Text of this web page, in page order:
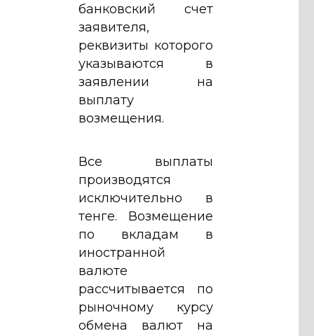
банковский счет
заявителя,
реквизиты которого
указываются в
заявлении на
выплату
возмещения.
Все выплаты
производятся
исключительно в
тенге. Возмещение
по вкладам в
иностранной
валюте
рассчитывается по
рыночному курсу
обмена валют на